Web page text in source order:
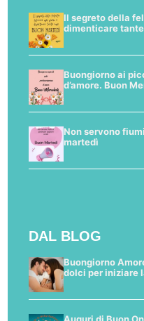
Il segreto della
dimenticare
Buongiorno ai
d’amore. Buon
Non servono
martedì
DAL BLOG
Buongiorno
dolci per iniziare